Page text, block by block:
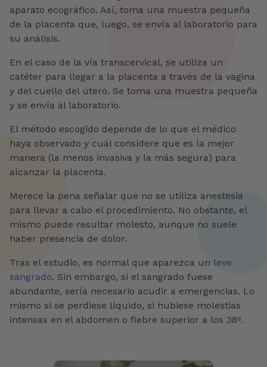
aparato ecográfico. Así, toma una muestra pequeña
de la placenta que, luego, se envía al laboratorio para
su análisis.
En el caso de la vía transcervical, se utiliza un
catéter para llegar a la placenta a través de la vagina
y del cuello del útero. Se toma una muestra pequeña
y se envía al laboratorio.
El método escogido depende de lo que el médico
haya observado y cuál considere que es la mejor
manera (la menos invasiva y la más segura) para
alcanzar la placenta.
Merece la pena señalar que no se utiliza anestesia
para llevar a cabo el procedimiento. No obstante, el
mismo puede resultar molesto, aunque no suele
haber presencia de dolor.
Tras el estudio, es normal que aparezca un leve
sangrado. Sin embargo, si el sangrado fuese
abundante, sería necesario acudir a emergencias. Lo
mismo si se perdiese líquido, si hubiese molestias
intensas en el abdomen o fiebre superior a los 38º.